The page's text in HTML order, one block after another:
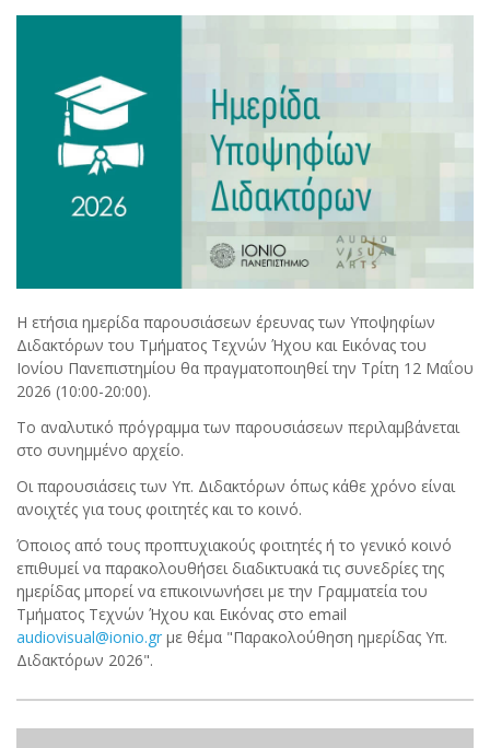
Η ετήσια ημερίδα παρουσιάσεων έρευνας των Υποψηφίων
Διδακτόρων του Τμήματος Τεχνών Ήχου και Εικόνας του
Ιονίου Πανεπιστημίου θα πραγματοποιηθεί την Τρίτη 12 Μαΐου
2026 (10:00-20:00).
Το αναλυτικό πρόγραμμα των παρουσιάσεων περιλαμβάνεται
στο συνημμένο αρχείο.
Οι παρουσιάσεις των Υπ. Διδακτόρων όπως κάθε χρόνο είναι
ανοιχτές για τους φοιτητές και το κοινό.
Όποιος από τους προπτυχιακούς φοιτητές ή το γενικό κοινό
επιθυμεί να παρακολουθήσει διαδικτυακά τις συνεδρίες της
ημερίδας μπορεί να επικοινωνήσει με την Γραμματεία του
Τμήματος Τεχνών Ήχου και Εικόνας στο email
audiovisual@ionio.gr με θέμα "Παρακολούθηση ημερίδας Υπ.
Διδακτόρων 2026".